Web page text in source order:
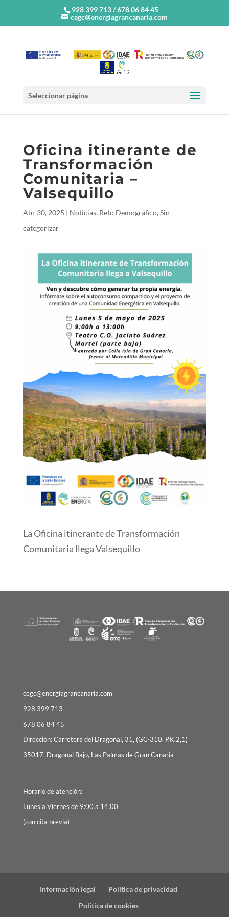
928 399 713 / 678 06 84 45
cegc@energiagrancanaria.com
Seleccionar página
Oficina itinerante de
Transformación
Comunitaria –
Valsequillo
Abr 30, 2025 | Noticias, Reto Demográfico, Sin
categorizar
La Oficina itinerante de Transformación
Comunitaria llega Valsequillo
cegc@energiagrancanaria.com
928 399 713
678 06 84 45
Dirección: Carretera del Dragonal, 31, (GC-310, P.K.2,1)
35017, Dragonal Bajo, Las Palmas de Gran Canaria
Horario de atención:
Lunes a Viernes de 9:00 a 14:00
(con cita previa)
Información legal
Política de privacidad
Política de cookies